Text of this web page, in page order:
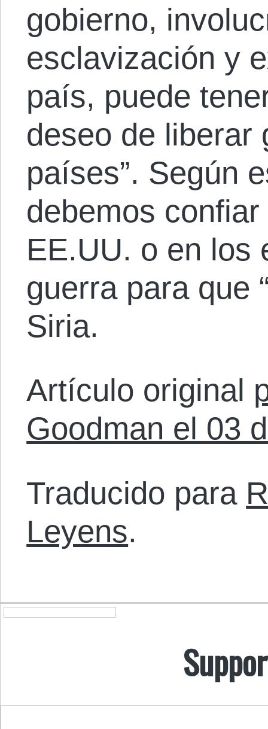
gobierno,
esclavización y
país, puede
deseo de liberar
países”. Según
debemos
EE.UU. o en los
guerra para que
Siria.
Artículo original
Goodman el 03
Traducido para
Leyens.